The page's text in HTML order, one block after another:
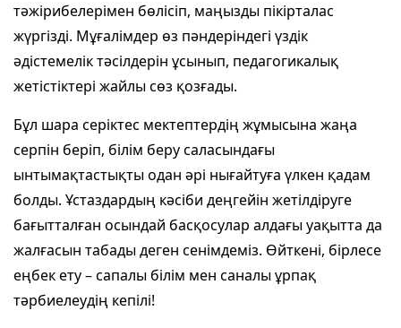
тәжірибелерімен бөлісіп, маңызды пікірталас
жүргізді. Мұғалімдер өз пәндеріндегі үздік
әдістемелік тәсілдерін ұсынып, педагогикалық
жетістіктері жайлы сөз қозғады.
Бұл шара серіктес мектептердің жұмысына жаңа
серпін беріп, білім беру саласындағы
ынтымақтастықты одан әрі нығайтуға үлкен қадам
болды. Ұстаздардың кәсіби деңгейін жетілдіруге
бағытталған осындай басқосулар алдағы уақытта да
жалғасын табады деген сенімдеміз. Өйткені, бірлесе
еңбек ету – сапалы білім мен саналы ұрпақ
тәрбиелеудің кепілі!